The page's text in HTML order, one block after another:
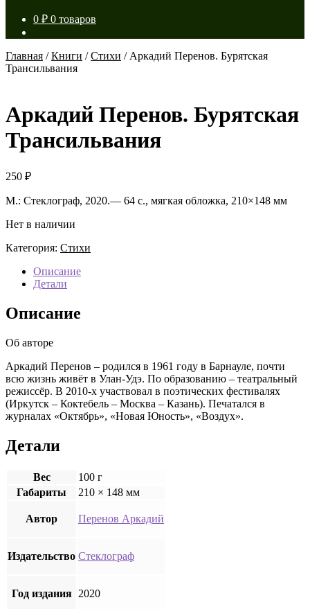
0 ₽ 0 товаров
Главная /Книги /Стихи / Аркадий Перенов. Бурятская
Трансильвания
Аркадий Перенов. Бурятская
Трансильвания
250 ₽
М.: Стеклограф, 2020.— 64 с., мягкая обложка, 210×148 мм
Нет в наличии
Категория: Стихи
Описание
Детали
Описание
Об авторе
Аркадий Перенов – родился в 1961 году в Барнауле, почти
всю жизнь живёт в Улан-Удэ. По образованию – театральный
режиссёр. В 2010-х участвовал в поэтических фестивалях
(Иркутск – Коктебель – Москва – Казань). Печатался в
журналах «Октябрь», «Новая Юность», «Воздух».
Детали
Вес
100 г
Габариты
210 × 148 мм
Автор Перенов Аркадий
Издательство Стеклограф
Год издания 2020